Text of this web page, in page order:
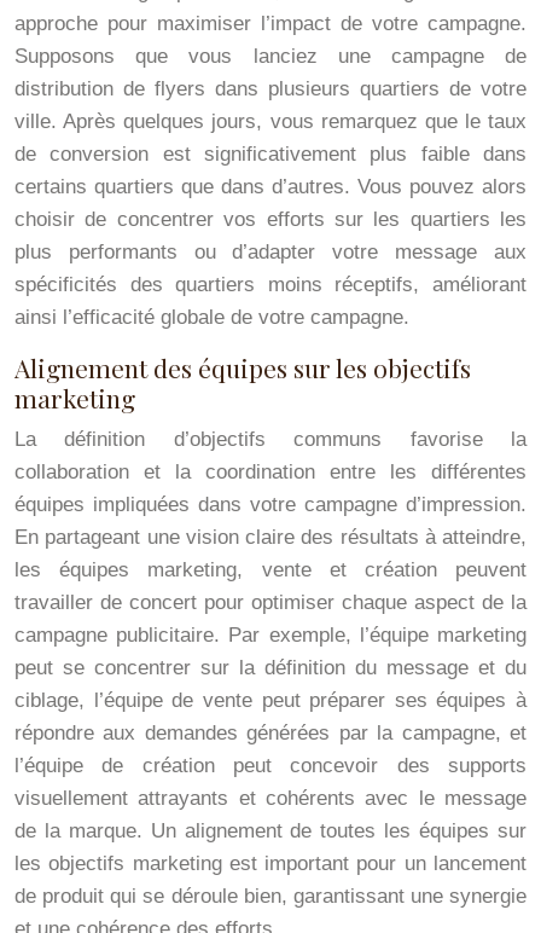
approche pour maximiser l’impact de votre campagne.
Supposons que vous lanciez une campagne de
distribution de flyers dans plusieurs quartiers de votre
ville. Après quelques jours, vous remarquez que le taux
de conversion est significativement plus faible dans
certains quartiers que dans d’autres. Vous pouvez alors
choisir de concentrer vos efforts sur les quartiers les
plus performants ou d’adapter votre message aux
spécificités des quartiers moins réceptifs, améliorant
ainsi l’efficacité globale de votre campagne.
Alignement des équipes sur les objectifs
marketing
La définition d’objectifs communs favorise la
collaboration et la coordination entre les différentes
équipes impliquées dans votre campagne d’impression.
En partageant une vision claire des résultats à atteindre,
les équipes marketing, vente et création peuvent
travailler de concert pour optimiser chaque aspect de la
campagne publicitaire. Par exemple, l’équipe marketing
peut se concentrer sur la définition du message et du
ciblage, l’équipe de vente peut préparer ses équipes à
répondre aux demandes générées par la campagne, et
l’équipe de création peut concevoir des supports
visuellement attrayants et cohérents avec le message
de la marque. Un alignement de toutes les équipes sur
les objectifs marketing est important pour un lancement
de produit qui se déroule bien, garantissant une synergie